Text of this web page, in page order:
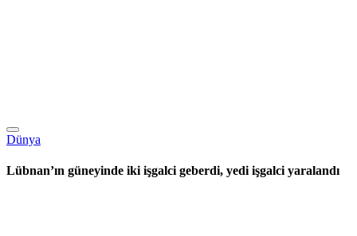
Dünya
Lübnan’ın güneyinde iki işgalci geberdi, yedi işgalci yaralandı